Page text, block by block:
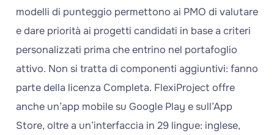
modelli di punteggio permettono ai PMO di valutare
e dare priorità ai progetti candidati in base a criteri
personalizzati prima che entrino nel portafoglio
attivo. Non si tratta di componenti aggiuntivi: fanno
parte della licenza Completa. FlexiProject offre
anche un’app mobile su Google Play e sull’App
Store, oltre a un’interfaccia in 29 lingue: inglese,